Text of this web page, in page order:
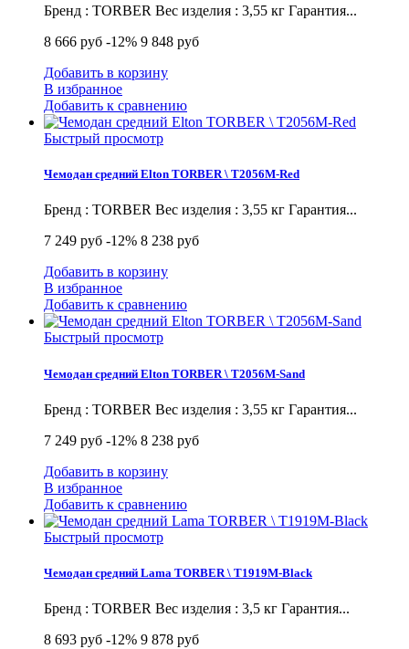
Бренд : TORBER Вес изделия : 3,55 кг Гарантия...
8 666 руб -12% 9 848 руб
Добавить в корзину
В избранное
Добавить к сравнению
Быстрый просмотр
Чемодан средний Elton TORBER \ T2056M-Red
Бренд : TORBER Вес изделия : 3,55 кг Гарантия...
7 249 руб -12% 8 238 руб
Добавить в корзину
В избранное
Добавить к сравнению
Быстрый просмотр
Чемодан средний Elton TORBER \ T2056M-Sand
Бренд : TORBER Вес изделия : 3,55 кг Гарантия...
7 249 руб -12% 8 238 руб
Добавить в корзину
В избранное
Добавить к сравнению
Быстрый просмотр
Чемодан средний Lama TORBER \ T1919M-Black
Бренд : TORBER Вес изделия : 3,5 кг Гарантия...
8 693 руб -12% 9 878 руб